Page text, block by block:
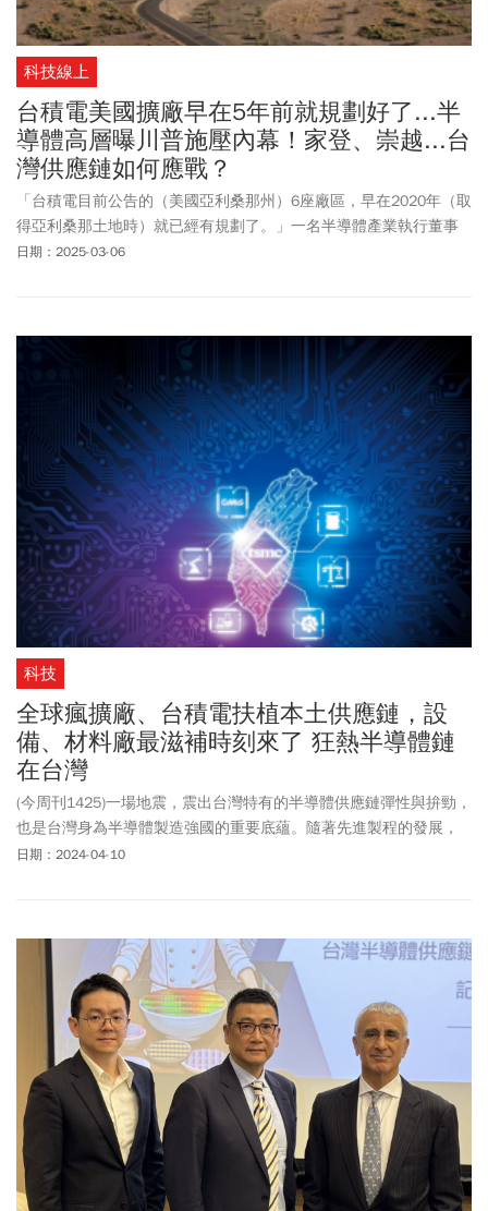
科技線上
台積電美國擴廠早在5年前就規劃好了...半
導體高層曝川普施壓內幕！家登、崇越...台
灣供應鏈如何應戰？
「台積電目前公告的（美國亞利桑那州）6座廠區，早在2020年（取
得亞利桑那土地時）就已經有規劃了。」一名半導體產業執行董事
向《今周刊》表示，台積電原本希望照進度逐步展開，如今在美國
日期：2025-03-06
科技
全球瘋擴廠、台積電扶植本土供應鏈，設
備、材料廠最滋補時刻來了 狂熱半導體鏈
在台灣
(今周刊1425)一場地震，震出台灣特有的半導體供應鏈彈性與拚勁，
也是台灣身為半導體製造強國的重要底蘊。隨著先進製程的發展，
以及AI巨浪帶出的晶片客製化趨勢，半導體供應鏈的台灣本土軍團，
日期：2024-04-10